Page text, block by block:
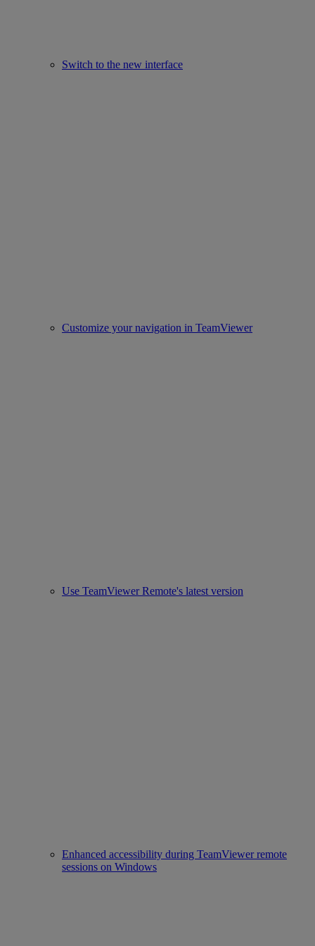
Switch to the new interface
Customize your navigation in TeamViewer
Use TeamViewer Remote's latest version
Enhanced accessibility during TeamViewer remote
sessions on Windows